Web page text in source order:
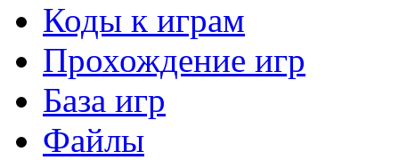
Коды к играм
Прохождение игр
База игр
Файлы